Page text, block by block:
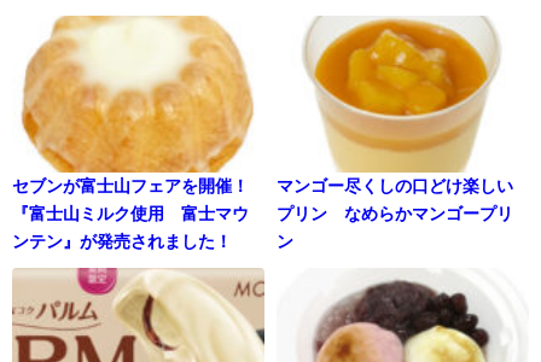
セブンが富士山フェアを開催！
『富士山ミルク使用 富士マウ
ンテン』が発売されました！
マンゴー尽くしの口どけ楽しい
プリン なめらかマンゴープリ
ン